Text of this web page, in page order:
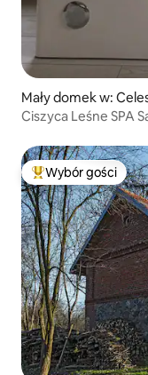
Mały domek w:
Ciszyca Leśne SPA
Najpopularniejsze z
Wybór gości